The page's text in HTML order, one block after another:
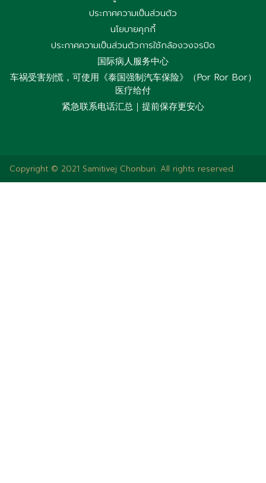
ประกาศความเป็นส่วนตัว
นโยบายคุกกี้
ประกาศความเป็นส่วนตัวการใช้กล้องวงจรปิด
国际病人服务中心
车祸受害别慌，可使用《泰国强制汽车保险》（Por Ror Bor）
医疗给付
紧急联系电话汇总｜提前保存更安心
Copyright © 2021 Samitivej Chonburi. All rights reserved.